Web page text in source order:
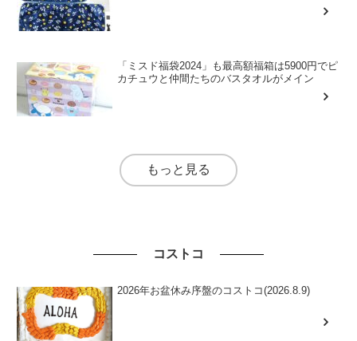
「ミスド福袋2024」も最高額福箱は5900円でピ
カチュウと仲間たちのバスタオルがメイン
もっと見る
コストコ
2026年お盆休み序盤のコストコ(2026.8.9)